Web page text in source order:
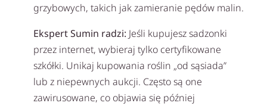
grzybowych, takich jak zamieranie pędów malin.
Ekspert Sumin radzi: Jeśli kupujesz sadzonki
przez internet, wybieraj tylko certyfikowane
szkółki. Unikaj kupowania roślin „od sąsiada”
lub z niepewnych aukcji. Często są one
zawirusowane, co objawia się później